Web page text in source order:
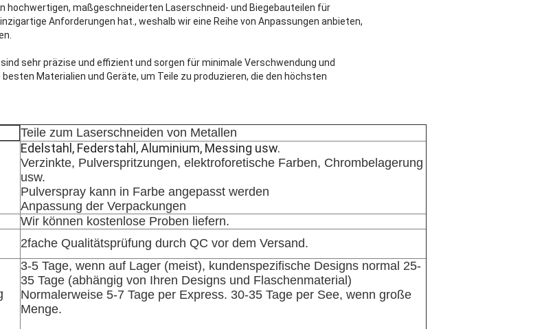
hochwertigen, maßgeschneiderten Laserschneid- und Biegebauteilen für
Anforderungen hat., weshalb wir eine Reihe von Anpassungen anbieten,
sehr präzise und effizient und sorgen für minimale Verschwendung und
Materialien und Geräte, um Teile zu produzieren, die den höchsten
Teile zum Laserschneiden von Metallen
Edelstahl, Federstahl, Aluminium, Messing usw.
Verzinkte, Pulverspritzungen, elektroforetische Farben, Chrombelagerung
usw.
Pulverspray kann in Farbe angepasst werden
Anpassung der Verpackungen
Wir können kostenlose Proben liefern.
2fache Qualitätsprüfung durch QC vor dem Versand.
3-5 Tage, wenn auf Lager (meist), kundenspezifische Designs normal 25-
35 Tage (abhängig von Ihren Designs und Flaschenmaterial)
Normalerweise 5-7 Tage per Express. 30-35 Tage per See, wenn große
Menge.